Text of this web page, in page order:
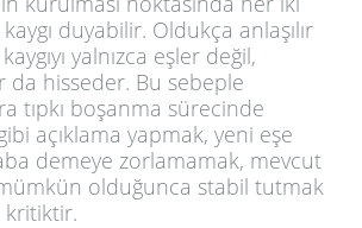
duyabilir. Oldukça anlaşılır
yalnızca eşler değil,
da hisseder. Bu sebeple
tıpkı boşanma sürecinde
açıklama yapmak, yeni eşe
demeye zorlamamak, mevcut
olduğunca stabil tutmak